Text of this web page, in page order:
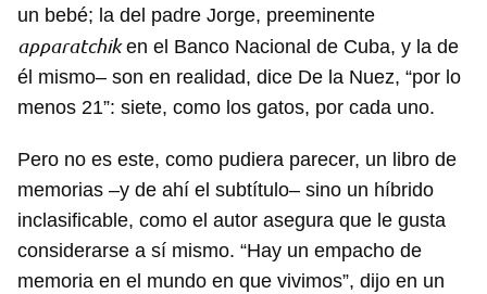
un bebé; la del padre Jorge, preeminente
apparatchiken el Banco Nacional de Cuba, y la de
él mismo– son en realidad, dice De la Nuez, “por lo
menos 21”: siete, como los gatos, por cada uno.
Pero no es este, como pudiera parecer, un libro de
memorias –y de ahí el subtítulo– sino un híbrido
inclasificable, como el autor asegura que le gusta
considerarse a sí mismo. “Hay un empacho de
memoria en el mundo en que vivimos”, dijo en un